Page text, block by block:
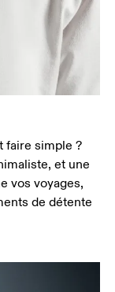
faire simple ?
et une
vos voyages,
de détente